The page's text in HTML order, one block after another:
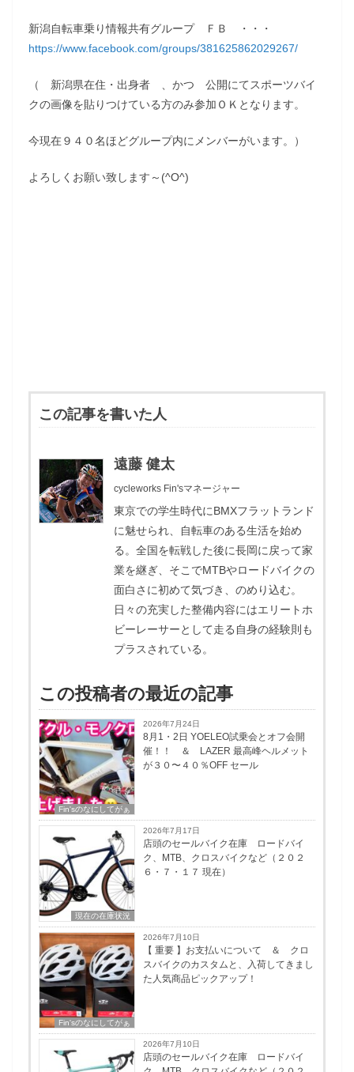
新潟自転車乗り情報共有グループ ＦＢ ・・・
https://www.facebook.com/groups/381625862029267/
（ 新潟県在住・出身者 、かつ 公開にてスポーツバイ
クの画像を貼りつけている方のみ参加ＯＫとなります。
今現在９４０名ほどグループ内にメンバーがいます。）
よろしくお願い致します～(^O^)
この記事を書いた人
遠藤 健太
cycleworks Fin'sマネージャー
東京での学生時代にBMXフラットランド
に魅せられ、自転車のある生活を始め
る。全国を転戦した後に長岡に戻って家
業を継ぎ、そこでMTBやロードバイクの
面白さに初めて気づき、のめり込む。
日々の充実した整備内容にはエリートホ
ビーレーサーとして走る自身の経験則も
プラスされている。
この投稿者の最近の記事
Fin'sのなにしてがぁ
2026年7月24日
8月1・2日 YOELEO試乗会とオフ会開
催！！ ＆ LAZER 最高峰ヘルメット
が３０〜４０％OFF セール
現在の在庫状況
2026年7月17日
店頭のセールバイク在庫 ロードバイ
ク、MTB、クロスバイクなど（２０２
６・７・１７ 現在）
Fin'sのなにしてがぁ
2026年7月10日
【 重要 】お支払いについて ＆ クロ
スバイクのカスタムと、入荷してきまし
た人気商品ピックアップ！
2026年7月10日
店頭のセールバイク在庫 ロードバイ